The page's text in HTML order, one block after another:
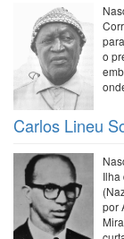
o
Carlos Lineu
Ilha
por